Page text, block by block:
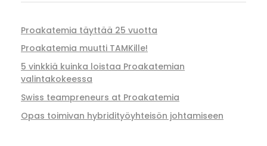
Proakatemia täyttää 25 vuotta
Proakatemia muutti TAMKille!
5 vinkkiä kuinka loistaa Proakatemian
valintakokeessa
Swiss teampreneurs at Proakatemia
Opas toimivan hybridityöyhteisön johtamiseen